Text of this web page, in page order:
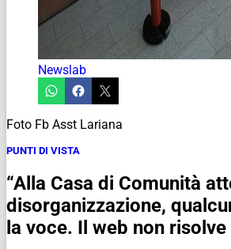
Newslab
Foto Fb Asst Lariana
PUNTI DI VISTA
“Alla Casa di Comunità
disorganizzazione,
la voce. Il web non risolve